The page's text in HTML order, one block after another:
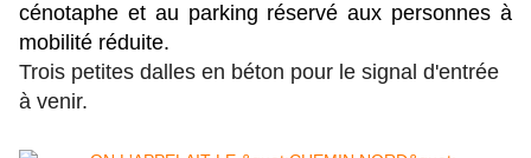
cénotaphe et au parking réservé aux personnes à
mobilité réduite.
Trois petites dalles en béton pour le signal d'entrée
à venir.